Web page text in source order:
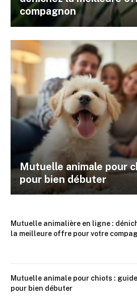
compagnon
Mutuelle animale pour
pour bien débuter
Mutuelle animalière en ligne :
la meilleure offre pour votre
Mutuelle animale pour chiots : guide
pour bien débuter